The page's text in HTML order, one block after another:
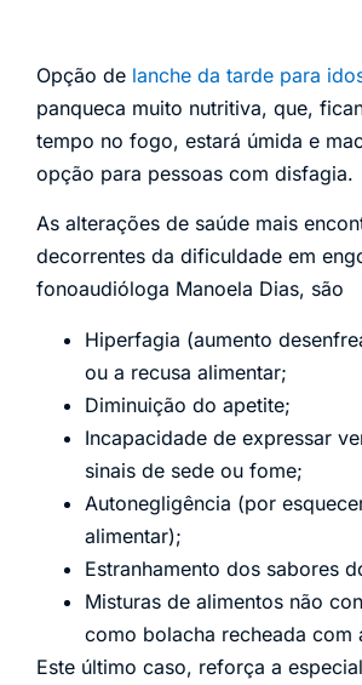
Opção de lanche da tarde para
panqueca muito nutritiva, que,
tempo no fogo, estará úmida e
opção para pessoas com disfagia.
As alterações de saúde mais
decorrentes da dificuldade em
fonoaudióloga Manoela Dias, são
Hiperfagia (aumento
ou a recusa alimentar;
Diminuição do apetite;
Incapacidade de expressar
sinais de sede ou fome;
Autonegligência (por
alimentar);
Estranhamento dos sabores
Misturas de alimentos não
como bolacha recheada com
Este último caso, reforça a